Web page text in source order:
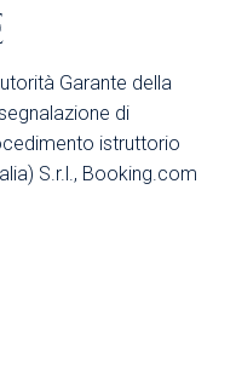
Garante della
di
istruttorio
S.r.l., Booking.com